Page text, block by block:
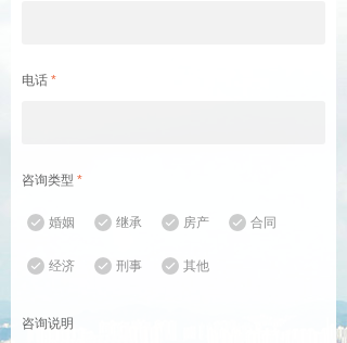
电话 *
咨询类型 *
婚姻 继承 房产 合同
经济 刑事 其他
咨询说明